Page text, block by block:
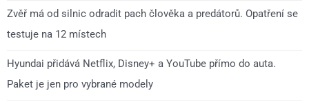
Zvěř má od silnic odradit pach člověka a predátorů. Opatření se
testuje na 12 místech
Hyundai přidává Netflix, Disney+ a YouTube přímo do auta.
Paket je jen pro vybrané modely